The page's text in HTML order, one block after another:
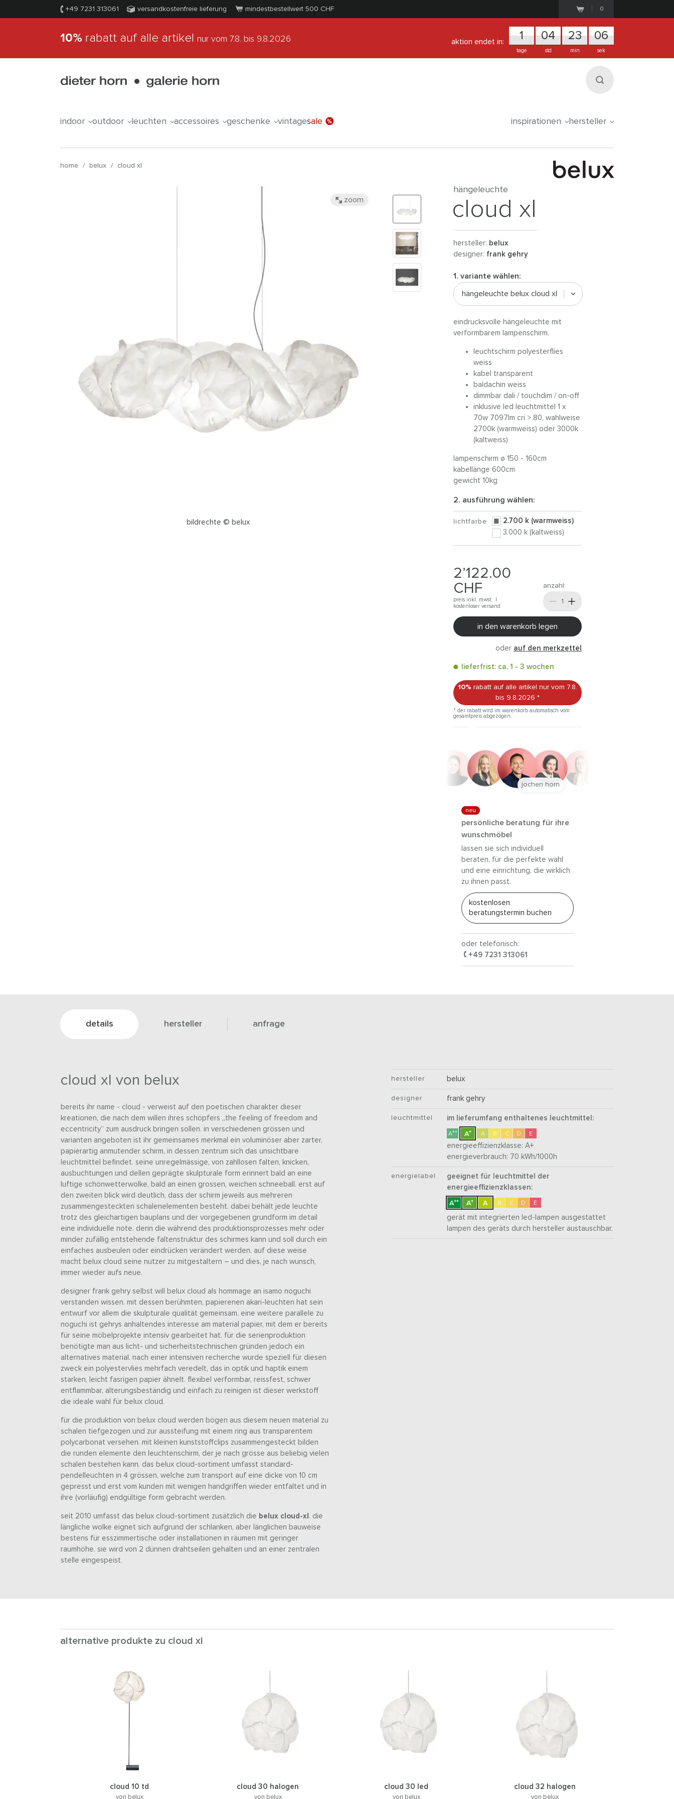
+49 7231 313061 versandkostenfreie lieferung mindestbestellwert 500 CHF 0
10% rabatt auf alle artikel nur vom 7.8. bis 9.8.2026 aktion endet in: 1
tage
04
std
23
min
05
sek
indoor outdoor leuchten accessoires geschenke vintagesale inspirationen hersteller
home / belux / cloud xl
bildrechte © belux
zoom
hängeleuchte
cloud xl
hersteller: belux
designer: frank gehry
1. variante wählen:
hängeleuchte belux cloud xl
eindrucksvolle hängeleuchte mit
verformbarem lampenschirm.
leuchtschirm polyesterflies
weiss
kabel transparent
baldachin weiss
dimmbar dali / touchdim / on-off
inklusive led leuchtmittel 1 x
70w 7097lm cri > 80, wahlweise
2700k (warmweiss) oder 3000k
(kaltweiss)
lampenschirm ø 150 - 160cm
kabellänge 600cm
gewicht 10kg
2. ausführung wählen:
lichtfarbe
2.700 k (warmweiss)
3.000 k (kaltweiss)
2’122.00
CHF
preis inkl. mwst. |
kostenloser versand
anzahl:
in den warenkorb legen
oder auf den merkzettel
lieferfrist: ca. 1 - 3 wochen
10% rabatt auf alle artikel nur vom 7.8.
bis 9.8.2026 *
* der rabatt wird im warenkorb automatisch vom
gesamtpreis abgezogen.
neu
persönliche beratung für ihre
wunschmöbel
lassen sie sich individuell
beraten, für die perfekte wahl
und eine einrichtung, die wirklich
zu ihnen passt.
kostenlosen
beratungstermin buchen
oder telefonisch:
+49 7231 313061
jochen horn
details hersteller anfrage
cloud xl von belux
bereits ihr name - cloud - verweist auf den poetischen charakter dieser
kreationen, die nach dem willen ihres schöpfers „the feeling of freedom and
eccentricity“ zum ausdruck bringen sollen. in verschiedenen grössen und
varianten angeboten ist ihr gemeinsames merkmal ein voluminöser aber zarter,
papierartig anmutender schirm, in dessen zentrum sich das unsichtbare
leuchtmittel befindet. seine unregelmässige, von zahllosen falten, knicken,
ausbuchtungen und dellen geprägte skulpturale form erinnert bald an eine
luftige schönwetterwolke, bald an einen grossen, weichen schneeball. erst auf
den zweiten blick wird deutlich, dass der schirm jeweils aus mehreren
zusammengesteckten schalenelementen besteht. dabei behält jede leuchte
trotz des gleichartigen bauplans und der vorgegebenen grundform im detail
eine individuelle note. denn die während des produktionsprozesses mehr oder
minder zufällig entstehende faltenstruktur des schirmes kann und soll durch ein
einfaches ausbeulen oder eindrücken verändert werden. auf diese weise
macht belux cloud seine nutzer zu mitgestaltern – und dies, je nach wunsch,
immer wieder aufs neue.
designer frank gehry selbst will belux cloud als hommage an isamo noguchi
verstanden wissen. mit dessen berühmten, papierenen akari-leuchten hat sein
entwurf vor allem die skulpturale qualität gemeinsam. eine weitere parallele zu
noguchi ist gehrys anhaltendes interesse am material papier, mit dem er bereits
für seine möbelprojekte intensiv gearbeitet hat. für die serienproduktion
benötigte man aus licht- und sicherheitstechnischen gründen jedoch ein
alternatives material. nach einer intensiven recherche wurde speziell für diesen
zweck ein polyestervlies mehrfach veredelt, das in optik und haptik einem
starken, leicht fasrigen papier ähnelt. flexibel verformbar, reissfest, schwer
entflammbar, alterungsbeständig und einfach zu reinigen ist dieser werkstoff
die ideale wahl für belux cloud.
für die produktion von belux cloud werden bögen aus diesem neuen material zu
schalen tiefgezogen und zur aussteifung mit einem ring aus transparentem
polycarbonat versehen. mit kleinen kunststoffclips zusammengesteckt bilden
die runden elemente den leuchtenschirm, der je nach grösse aus beliebig vielen
schalen bestehen kann. das belux cloud-sortiment umfasst standard-
pendelleuchten in 4 grössen, welche zum transport auf eine dicke von 10 cm
gepresst und erst vom kunden mit wenigen handgriffen wieder entfaltet und in
ihre (vorläufig) endgültige form gebracht werden.
seit 2010 umfasst das belux cloud-sortiment zusätzlich die belux cloud-xl . die
längliche wolke eignet sich aufgrund der schlanken, aber länglichen bauweise
bestens für esszimmertische oder installationen in räumen mit geringer
raumhöhe. sie wird von 2 dünnen drahtseilen gehalten und an einer zentralen
stelle eingespeist.
hersteller belux
designer frank gehry
leuchtmittel im lieferumfang enthaltenes leuchtmittel:
A++ A+ A B C D E
energieeffizienzklasse:A+
energieverbrauch: 70 kWh/1000h
energielabel
geeignet für leuchtmittel der
energieeffizienzklassen:
A++ A+ A B C D E
gerät mit integrierten led-lampen ausgestattet
lampen des geräts durch hersteller austauschbar.
alternative produkte zu cloud xl
cloud 10 td
von belux
cloud 30 halogen
von belux
cloud 30 led
von belux
cloud 32 halogen
von belux